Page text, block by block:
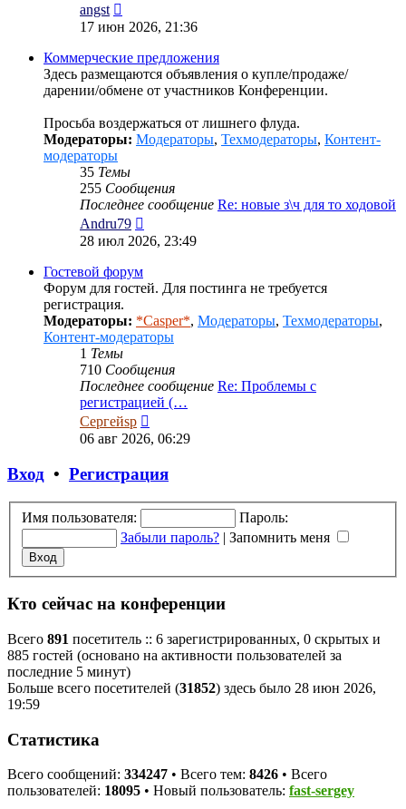
angst
к
сообщению
17 июн 2026, 21:36
Коммерческие предложения
Здесь размещаются объявления о купле/продаже/
дарении/обмене от участников Конференции.
Просьба воздержаться от лишнего флуда.
Модераторы: Модераторы, Техмодераторы, Контент-
модераторы
35 Темы
255 Сообщения
Последнее сообщение Re: новые з\ч для то ходовой
Andru79
к
28 июл 2026, 23:49
Гостевой форум
Форум для гостей. Для постинга не требуется
регистрация.
Модераторы: *Casper*, Модераторы, Техмодераторы,
Контент-модераторы
1 Темы
710 Сообщения
Последнее сообщение Re: Проблемы с
регистрацией (…
Сергейsp
к
06 авг 2026, 06:29
Вход • Регистрация
Имя пользователя:
Пароль:
Забыли пароль? | Запомнить меня
Кто сейчас на конференции
Всего 891 посетитель :: 6 зарегистрированных, 0 скрытых и
885 гостей (основано на активности пользователей за
последние 5 минут)
Больше всего посетителей (31852) здесь было 28 июн 2026,
19:59
Статистика
Всего сообщений: 334247 • Всего тем: 8426 • Всего
пользователей: 18095 • Новый пользователь: fast-sergey